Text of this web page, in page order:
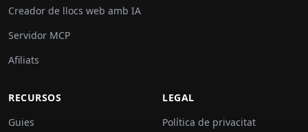
Creador de llocs web amb IA
Servidor MCP
Afiliats
RECURSOS
Guies
LEGAL
Política de privacitat